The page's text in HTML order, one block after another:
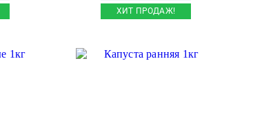
ХИТ ПРОДАЖ!